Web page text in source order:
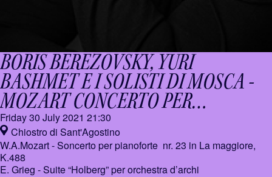
BORIS BEREZOVSKY, YURI
BASHMET E I SOLISTI DI MOSCA -
MOZART CONCERTO PER
PIANOFORTE
Friday 30 July 2021 21:30
Chiostro di Sant'Agostino
W.A.Mozart - Soncerto per pianoforte nr. 23 in La maggiore,
K.488
E. Grieg - Suite “Holberg” per orchestra d’archi